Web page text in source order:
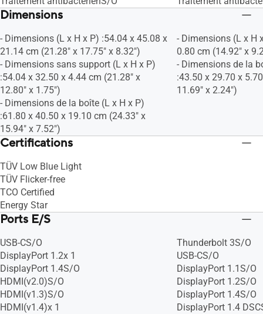
Dimensions
- Dimensions (L x H x P) :54.04 x 45.08 x
21.14 cm (21.28" x 17.75" x 8.32")
- Dimensions sans support (L x H x P)
:54.04 x 32.50 x 4.44 cm (21.28" x
12.80" x 1.75")
- Dimensions de la boîte (L x H x P)
:61.80 x 40.50 x 19.10 cm (24.33" x
15.94" x 7.52")
- Dimensions (L x H
0.80 cm (14.92" x
- Dimensions de la
:43.50 x 29.70 x
11.69" x 2.24")
Certifications
TÜV Low Blue Light
TÜV Flicker-free
TCO Certified
Energy Star
Ports E/S
USB-CS/O
DisplayPort 1.2x 1
DisplayPort 1.4S/O
HDMI(v2.0)S/O
HDMI(v1.3)S/O
HDMI(v1.4)x 1
Thunderbolt 3S/O
USB-CS/O
DisplayPort 1.1S/O
DisplayPort 1.2S/O
DisplayPort 1.4S/O
DisplayPort 1.4